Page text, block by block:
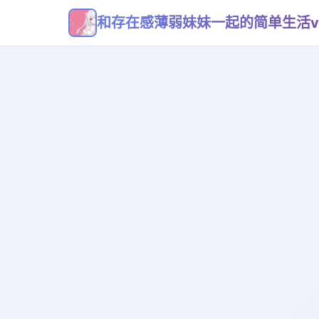
和存在感薄弱妹妹一起的简单生活